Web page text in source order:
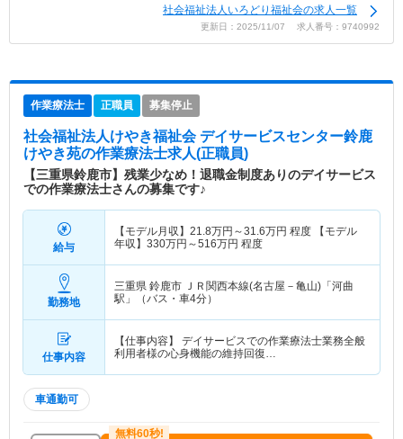
社会福祉法人いろどり福祉会の求人一覧
更新日：2025/11/07 求人番号：9740992
作業療法士 正職員 募集停止
社会福祉法人けやき福祉会 デイサービスセンター鈴鹿
けやき苑の作業療法士求人(正職員)
【三重県鈴鹿市】残業少なめ！退職金制度ありのデイサービス
での作業療法士さんの募集です♪
給与
【モデル月収】 21.8万円～31.6万円 程度 【モデル
年収】 330万円～516万円 程度
勤務地
三重県 鈴鹿市 ＪＲ関西本線(名古屋－亀山)「河曲
駅」（バス・車4分）
仕事内容
【仕事内容】 デイサービスでの作業療法士業務全般
利用者様の心身機能の維持回復…
車通勤可